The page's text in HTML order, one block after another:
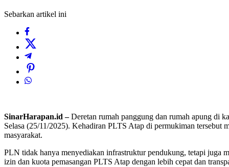
Sebarkan artikel ini
SinarHarapan.id –Deretan rumah panggung dan rumah apung di
Selasa (25/11/2025). Kehadiran PLTS Atap di permukiman tersebut
masyarakat.
PLN tidak hanya menyediakan infrastruktur pendukung, tetapi juga
izin dan kuota pemasangan PLTS Atap dengan lebih cepat dan